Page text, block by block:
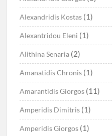
Alexandridis Kostas (1)
Alexantridou Eleni (1)
Alithina Senaria (2)
Amanatidis Chronis (1)
Amarantidis Giorgos (11)
Amperidis Dimitris (1)
Amperidis Giorgos (1)